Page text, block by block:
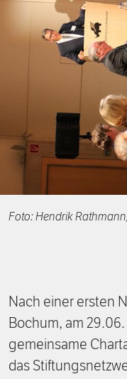
Zustiften
Freiwillige
Nach einer ersten
Bochum, am
gemeinsame
das
Foto: Hendrik